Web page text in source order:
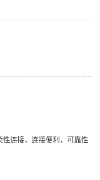
连接，连接便利，可靠性